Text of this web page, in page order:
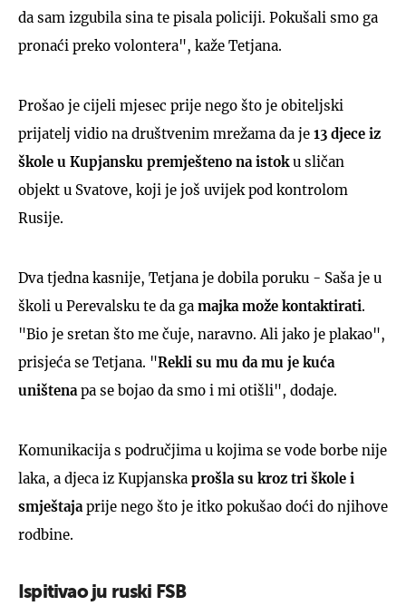
da sam izgubila sina te pisala policiji. Pokušali smo ga
pronaći preko volontera", kaže Tetjana.
Prošao je cijeli mjesec prije nego što je obiteljski
prijatelj vidio na društvenim mrežama da je 13 djece iz
škole u Kupjansku premješteno na istoku sličan
objekt u Svatove, koji je još uvijek pod kontrolom
Rusije.
Dva tjedna kasnije, Tetjana je dobila poruku - Saša je u
školi u Perevalsku te da ga majka može kontaktirati.
"Bio je sretan što me čuje, naravno. Ali jako je plakao",
prisjeća se Tetjana. "Rekli su mu da mu je kuća
uništena pa se bojao da smo i mi otišli", dodaje.
Komunikacija s područjima u kojima se vode borbe nije
laka, a djeca iz Kupjanska prošla su kroz tri škole i
smještaja prije nego što je itko pokušao doći do njihove
rodbine.
Ispitivao ju ruski FSB